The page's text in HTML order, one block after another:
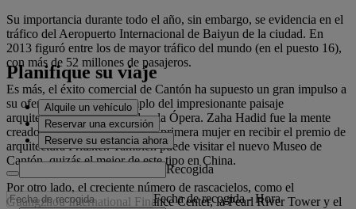
Su importancia durante todo el año, sin embargo, se evidencia en el
tráfico del Aeropuerto Internacional de Baiyun de la ciudad. En
2013 figuró entre los de mayor tráfico del mundo (en el puesto 16),
con más de 52 millones de pasajeros.
Es más, el éxito comercial de Cantón ha supuesto un gran impulso a
su oferta cultural. Un ejemplo del impresionante paisaje
arquitectónico de la ciudad es la Ópera. Zaha Hadid fue la mente
creadora, arquitecta iraquí y la primera mujer en recibir el premio de
arquitectura Pritzker. También puede visitar el nuevo Museo de
Cantón, quizás el mejor de este tipo en China.
Por otro lado, el creciente número de rascacielos, como el
Guangzhou International Finance Center, la Pearl River Tower y el
Planifique su viaje
Alquile un vehículo
Reservar una excursión
Reserve su estancia ahora
Recogida
Fecha de recogida - Hora